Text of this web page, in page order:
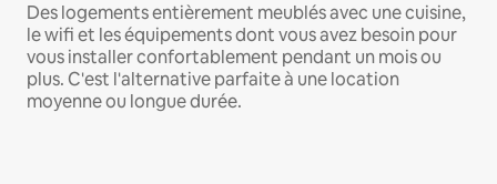
Des logements entièrement meublés avec une cuisine,
le wifi et les équipements dont vous avez besoin pour
vous installer confortablement pendant un mois ou
plus. C'est l'alternative parfaite à une location
moyenne ou longue durée.